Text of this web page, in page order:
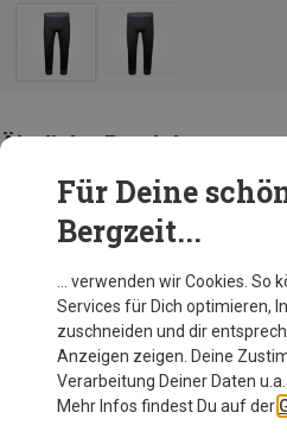
Ähnliche Produkte
Andere Kunden kauften
Für Deine
Bergzeit...
… verwenden wir Cookies. So
Services für Dich optimieren,
zuschneiden und dir
Anzeigen zeigen. Deine
Verarbeitung Deiner Daten u.a.
Mehr Infos findest Du auf der